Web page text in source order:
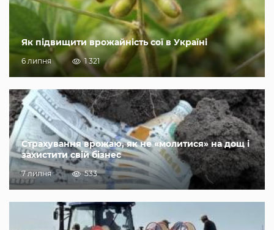
Як підвищити врожайність сої в Україні
6 липня 1 321
Страхування врожаю, як не «молитися» на дощ і
захистити свій бізнес
7 липня 533